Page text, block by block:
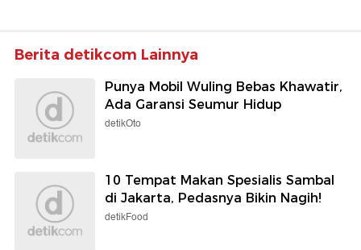
Berita detikcom Lainnya
Punya Mobil Wuling Bebas Khawatir,
Ada Garansi Seumur Hidup
detikOto
10 Tempat Makan Spesialis Sambal
di Jakarta, Pedasnya Bikin Nagih!
detikFood